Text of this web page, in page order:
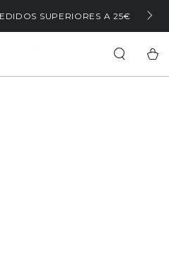
| -5% EN TU PRIMERA
Carrito